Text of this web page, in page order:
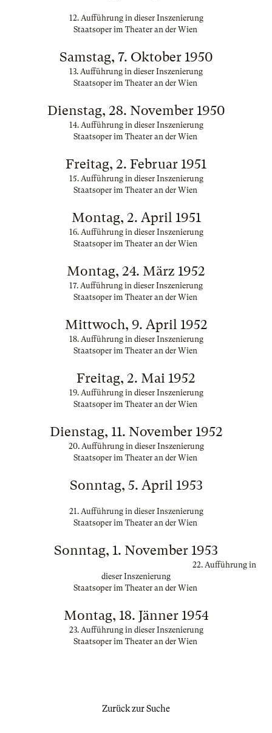
12. Aufführung in dieser Inszenierung
Staatsoper im Theater an der Wien
Samstag, 7. Oktober 1950
13. Aufführung in dieser Inszenierung
Staatsoper im Theater an der Wien
Dienstag, 28. November 1950
14. Aufführung in dieser Inszenierung
Staatsoper im Theater an der Wien
Freitag, 2. Februar 1951
15. Aufführung in dieser Inszenierung
Staatsoper im Theater an der Wien
Montag, 2. April 1951
16. Aufführung in dieser Inszenierung
Staatsoper im Theater an der Wien
Montag, 24. März 1952
17. Aufführung in dieser Inszenierung
Staatsoper im Theater an der Wien
Mittwoch, 9. April 1952
18. Aufführung in dieser Inszenierung
Staatsoper im Theater an der Wien
Freitag, 2. Mai 1952
19. Aufführung in dieser Inszenierung
Staatsoper im Theater an der Wien
Dienstag, 11. November 1952
20. Aufführung in dieser Inszenierung
Staatsoper im Theater an der Wien
Sonntag, 5. April 1953
21. Aufführung in dieser Inszenierung
Staatsoper im Theater an der Wien
Sonntag, 1. November 1953
22. Aufführung in
dieser Inszenierung
Staatsoper im Theater an der Wien
Montag, 18. Jänner 1954
23. Aufführung in dieser Inszenierung
Staatsoper im Theater an der Wien
Zurück zur Suche